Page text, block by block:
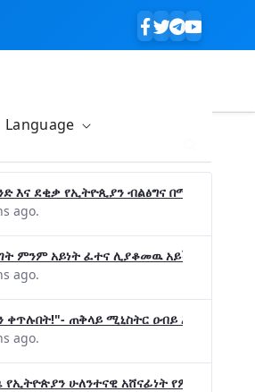
Language
እና ደቂቃ የኢትዮጲያን ብልፅግና በሚያረጋግጡ
ago.
ምንም አይነት ፈተና ሊያቆመዉ አይችልም"-
ago.
ጠቅላይ ሚኒስትር ዐብይ አሕመድ (ዶ/ር)
ago.
ሁለንተናዊ አሸናፊነት የምናረጋግጥበት